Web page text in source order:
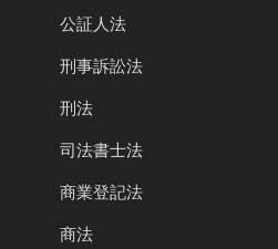
公証人法
刑事訴訟法
刑法
司法書士法
商業登記法
商法